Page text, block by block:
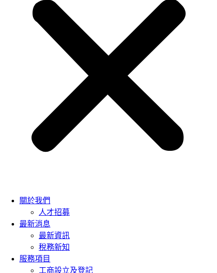
關於我們
人才招募
最新消息
最新資訊
稅務新知
服務項目
工商設立及登記